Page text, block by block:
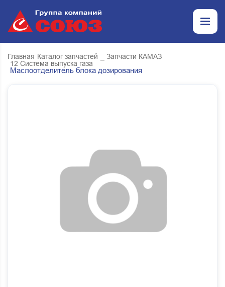
Главная Каталог запчастей
_ Запчасти КАМАЗ
12 Система выпуска газа
Маслоотделитель блока дозирования